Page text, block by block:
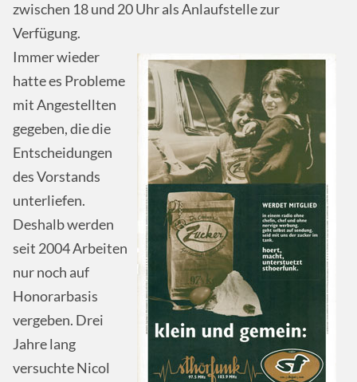
zwischen 18 und 20 Uhr als Anlaufstelle zur
Verfügung.
Immer wieder
hatte es Probleme
mit Angestellten
gegeben, die die
Entscheidungen
des Vorstands
unterliefen.
Deshalb werden
seit 2004 Arbeiten
nur noch auf
Honorarbasis
vergeben. Drei
Jahre lang
versuchte Nicol